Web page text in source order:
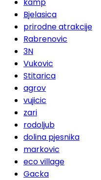
Bjelasica
prirodne atrakcije
Rabrenovic
3N
Vukovic
Stitarica
agrov
vujicic
zari
rodoljub
dolina pjesnika
markovic
eco village
Gacka